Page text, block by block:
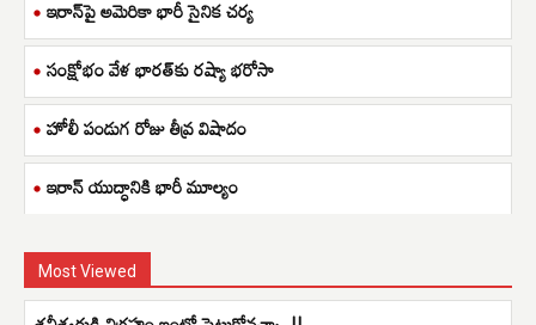
ఇరాన్‌పై అమెరికా భారీ సైనిక చర్య
సంక్షోభం వేళ భారత్‌కు రష్యా భరోసా
హోలీ పండుగ రోజు తీవ్ర విషాదం
ఇరాన్ యుద్ధానికి భారీ మూల్యం
Most Viewed